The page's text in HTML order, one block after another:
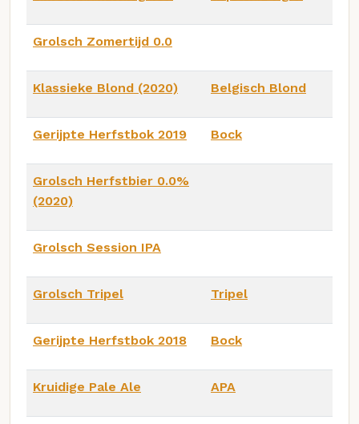
Grolsch Zomertijd 0.0
Klassieke Blond (2020) Belgisch Blond
Gerijpte Herfstbok 2019 Bock
Grolsch Herfstbier 0.0%
(2020)
Grolsch Session IPA
Grolsch Tripel Tripel
Gerijpte Herfstbok 2018 Bock
Kruidige Pale Ale APA